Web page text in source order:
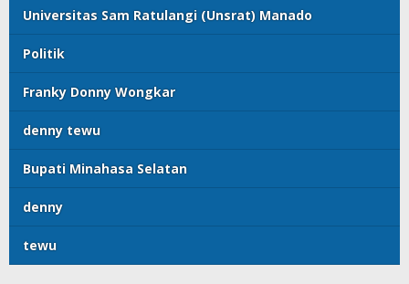
Universitas Sam Ratulangi (Unsrat) Manado
Politik
Franky Donny Wongkar
denny tewu
Bupati Minahasa Selatan
denny
tewu